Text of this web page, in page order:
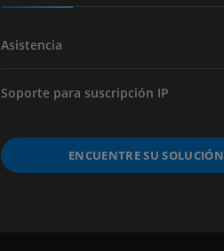
Asistencia
Soporte para suscripción IP
ENCUENTRE SU SOLUCIÓN